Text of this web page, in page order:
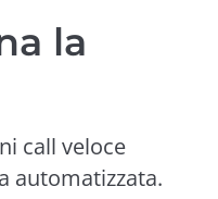
la
call veloce
automatizzata.